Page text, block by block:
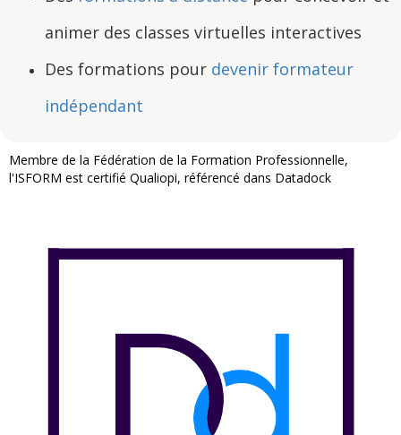
animer des classes virtuelles interactives
Des formations pour devenir formateur
indépendant
Membre de la Fédération de la Formation Professionnelle,
l'ISFORM est certifié Qualiopi, référencé dans Datadock